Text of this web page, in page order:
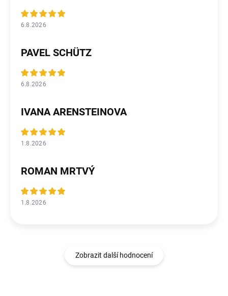
6.8.2026
PAVEL SCHÜTZ
6.8.2026
IVANA ARENSTEINOVA
1.8.2026
ROMAN MRTVÝ
1.8.2026
Zobrazit další hodnocení